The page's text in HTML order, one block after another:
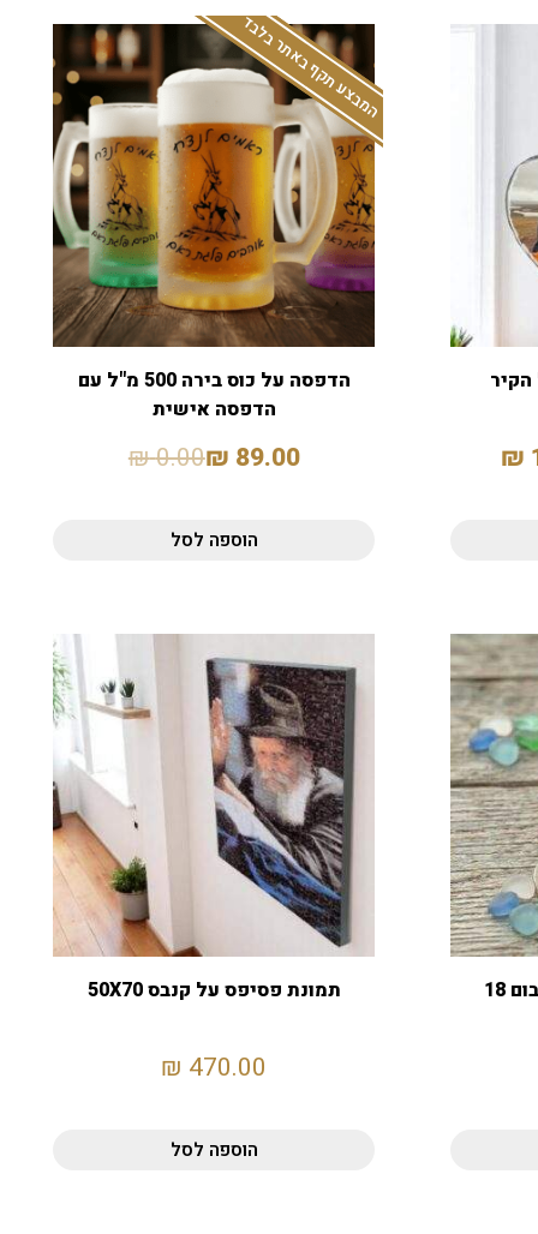
₪
המבצע תקף באתר בלבד
הדפסה על כוס בירה 500 מ"ל עם
הדפסה אישית
89.00
₪
0.00
₪
הוספה לסל
מחזיק מפתחות מיני אלבום 18
תמונת פסיפס על קנבס 50X70
470.00
₪
הוספה לסל